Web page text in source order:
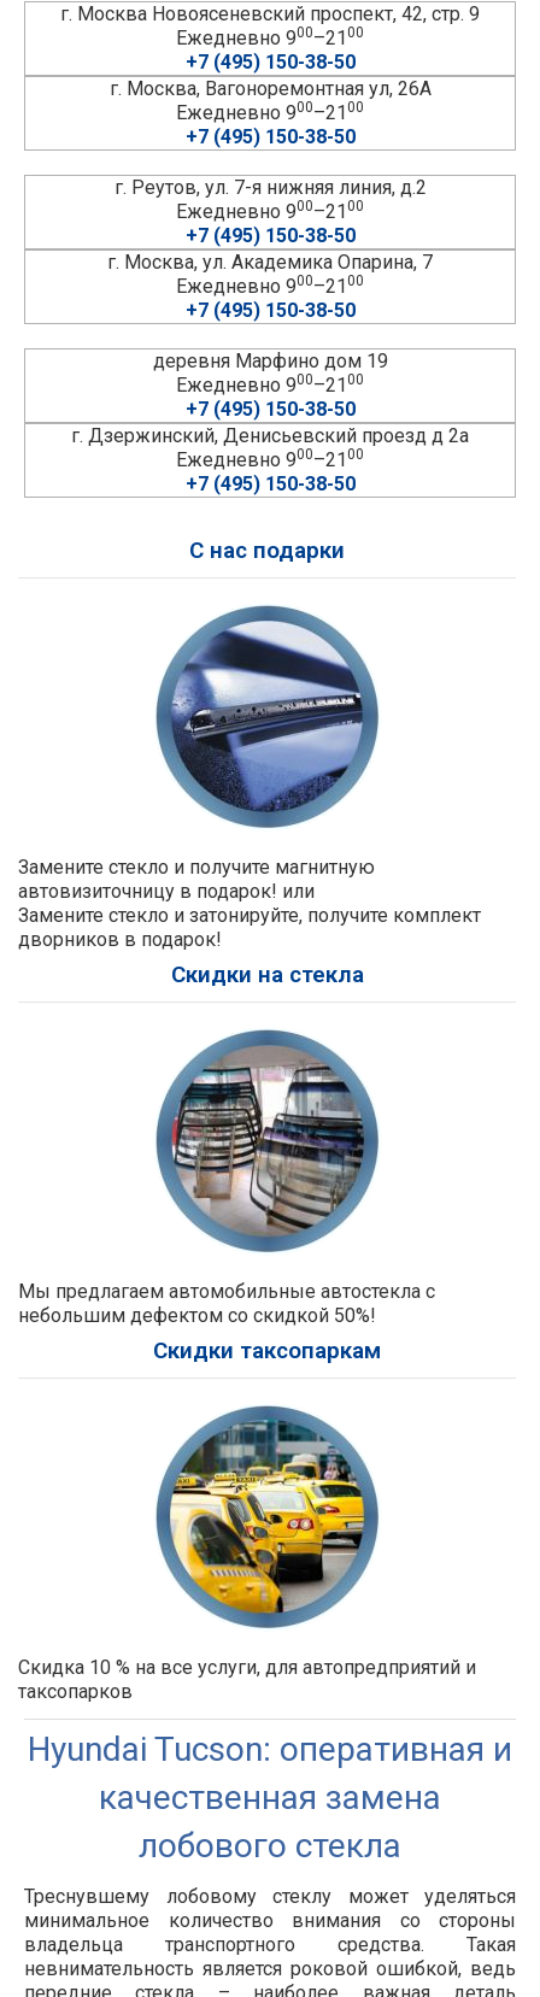
г. Москва Новоясеневский проспект, 42, стр. 9
Ежедневно 900–2100
+7 (495) 150-38-50
г. Москва, Вагоноремонтная ул, 26А
Ежедневно 900–2100
+7 (495) 150-38-50
г. Реутов, ул. 7-я нижняя линия, д.2
Ежедневно 900–2100
+7 (495) 150-38-50
г. Москва, ул. Академика Опарина, 7
Ежедневно 900–2100
+7 (495) 150-38-50
деревня Марфино дом 19
Ежедневно 900–2100
+7 (495) 150-38-50
г. Дзержинский, Денисьевский проезд д 2а
Ежедневно 900–2100
+7 (495) 150-38-50
С нас подарки
Замените стекло и получите магнитную
автовизиточницу в подарок! или
Замените стекло и затонируйте, получите комплект
дворников в подарок!
Скидки на стекла
Мы предлагаем автомобильные автостекла с
небольшим дефектом со скидкой 50%!
Скидки таксопаркам
Скидка 10 % на все услуги, для автопредприятий и
таксопарков
Hyundai Tucson: оперативная и
качественная замена
лобового стекла
Треснувшему лобовому стеклу может уделяться
минимальное количество внимания со стороны
владельца транспортного средства. Такая
невнимательность является роковой ошибкой, ведь
передние стекла – наиболее важная деталь